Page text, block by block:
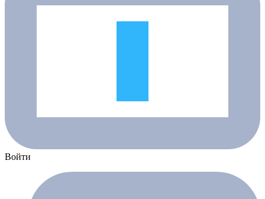
Войти